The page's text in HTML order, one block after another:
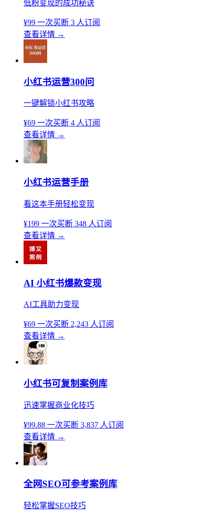
低粉变现的成功秘诀
¥99 一次买断 3 人订阅
查看详情 →
小红书运营300问
一键解锁小红书攻略
¥69 一次买断 4 人订阅
查看详情 →
小红书运营手册
看这本手册轻松变现
¥199 一次买断 348 人订阅
查看详情 →
AI 小红书爆款变现
AI工具助力变现
¥69 一次买断 2,243 人订阅
查看详情 →
小红书可复制案例库
迅速掌握商业化技巧
¥99.88 一次买断 3,837 人订阅
查看详情 →
全网SEO可参考案例库
轻松掌握SEO技巧